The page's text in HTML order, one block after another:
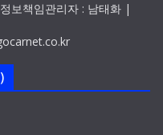
보책임관리자 : 남태화 |